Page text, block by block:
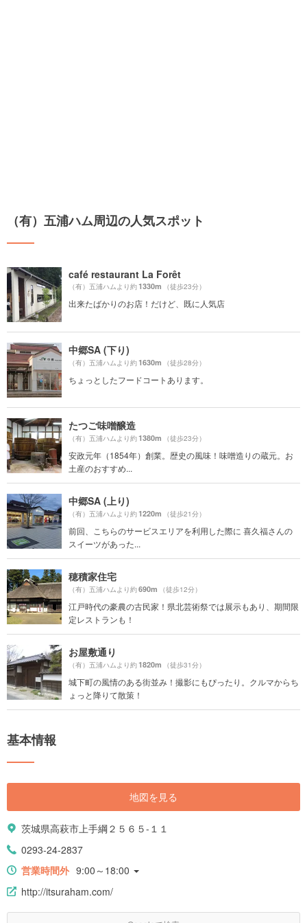
（有）五浦ハム周辺の人気スポット
café restaurant La Forêt
（有）五浦ハムより約1330m （徒歩23分）
出来たばかりのお店！だけど、既に人気店
中郷SA (下り)
（有）五浦ハムより約1630m （徒歩28分）
ちょっとしたフードコートあります。
たつご味噌醸造
（有）五浦ハムより約1380m （徒歩23分）
安政元年（1854年）創業。歴史の風味！味噌造りの蔵元。お
土産のおすすめ...
中郷SA (上り)
（有）五浦ハムより約1220m （徒歩21分）
前回、こちらのサービスエリアを利用した際に 喜久福さんの
スイーツがあった...
穂積家住宅
（有）五浦ハムより約690m （徒歩12分）
江戸時代の豪農の古民家！県北芸術祭では展示もあり、期間限
定レストランも！
お屋敷通り
（有）五浦ハムより約1820m （徒歩31分）
城下町の風情のある街並み！撮影にもぴったり。クルマからち
ょっと降りて散策！
基本情報
地図を見る
茨城県高萩市上手綱２５６５-１１
0293-24-2837
営業時間外 9:00～18:00
http://itsuraham.com/